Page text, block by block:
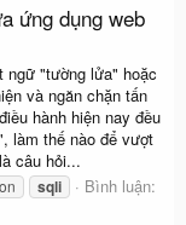
ứng dụng web
ngữ "tường lửa" hoặc
và ngăn chặn tấn
hành hiện nay đều
làm thế nào để vượt
câu hỏi...
sqli
Bình luận: